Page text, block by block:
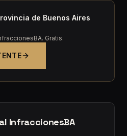
de Buenos Aires
Gratis.
InfraccionesBA